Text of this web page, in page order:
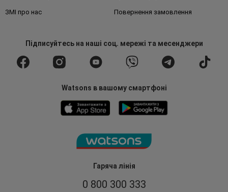
Гаряча лінія
0 800 300 333
ЗМІ про нас Повернення замовлення
Підписуйтесьна наші соц. мережі та месенджери
Watsons в вашому смартфоні